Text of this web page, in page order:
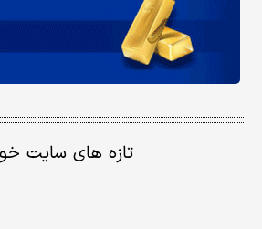
تازه های سایت